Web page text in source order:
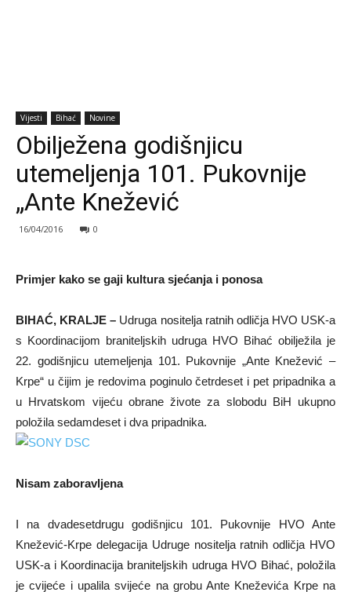
Vijesti Bihać Novine
Obilježena godišnjicu
utemeljenja 101. Pukovnije
„Ante Knežević
16/04/2016 0
Primjer kako se gaji kultura sjećanja i ponosa
BIHAĆ, KRALJE – Udruga nositelja ratnih odličja HVO USK-a
s Koordinacijom braniteljskih udruga HVO Bihać obilježila je
22. godišnjicu utemeljenja 101. Pukovnije „Ante Knežević –
Krpe“ u čijim je redovima poginulo četrdeset i pet pripadnika a
u Hrvatskom vijeću obrane živote za slobodu BiH ukupno
položila sedamdeset i dva pripadnika.
Nisam zaboravljena
I na dvadesetdrugu godišnjicu 101. Pukovnije HVO Ante
Knežević-Krpe delegacija Udruge nositelja ratnih odličja HVO
USK-a i Koordinacija braniteljskih udruga HVO Bihać, položila
je cvijeće i upalila svijeće na grobu Ante Kneževića Krpe na